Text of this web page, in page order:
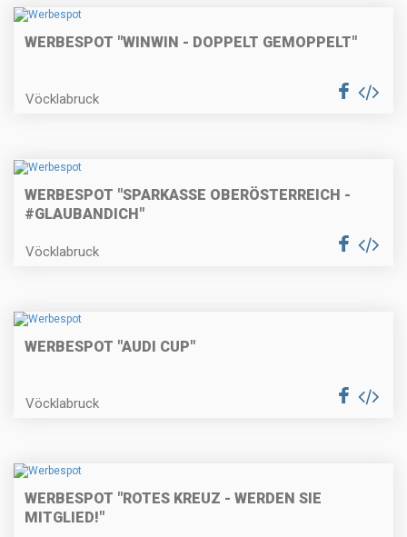
WERBESPOT "WINWIN - DOPPELT GEMOPPELT"
Vöcklabruck
WERBESPOT "SPARKASSE OBERÖSTERREICH -
#GLAUBANDICH"
Vöcklabruck
WERBESPOT "AUDI CUP"
Vöcklabruck
WERBESPOT "ROTES KREUZ - WERDEN SIE
MITGLIED!"